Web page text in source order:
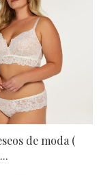
de moda (